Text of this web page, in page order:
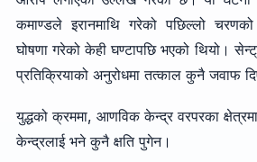
कमाण्डले इरानमाथि गरेको पछिल्लो
घोषणा गरेको केही घण्टापछि भएको थियो।
प्रतिक्रियाको अनुरोधमा तत्काल कुनै जवाफ
युद्धको क्रममा, आणविक केन्द्र वरपरका
केन्द्रलाई भने कुनै क्षति पुगेन।